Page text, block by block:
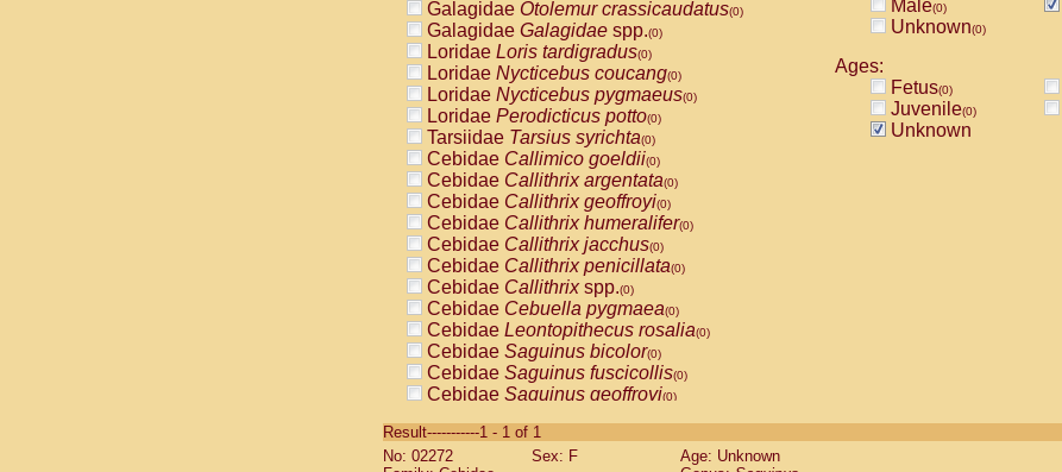
Galagidae Otolemur crassicaudatus(0)
Galagidae Galagidae spp.(0)
Loridae Loris tardigradus(0)
Loridae Nycticebus coucang(0)
Loridae Nycticebus pygmaeus(0)
Loridae Perodicticus potto(0)
Tarsiidae Tarsius syrichta(0)
Cebidae Callimico goeldii(0)
Cebidae Callithrix argentata(0)
Cebidae Callithrix geoffroyi(0)
Cebidae Callithrix humeralifer(0)
Cebidae Callithrix jacchus(0)
Cebidae Callithrix penicillata(0)
Cebidae Callithrixspp.(0)
Cebidae Cebuella pygmaea(0)
Cebidae Leontopithecus rosalia(0)
Cebidae Saguinus bicolor(0)
Cebidae Saguinus fuscicollis(0)
Cebidae Saguinus geoffroyi(0)
CebidaeSaguinus labiatus(0)
Cebidae Saguinus leucopus (0)
Male(0)
Unknown(0)
Ages:
Fetus(0)
Juvenile(0)
Unknown
Result-----------1 - 1 of 1
No: 02272
Sex: F
Age: Unknown